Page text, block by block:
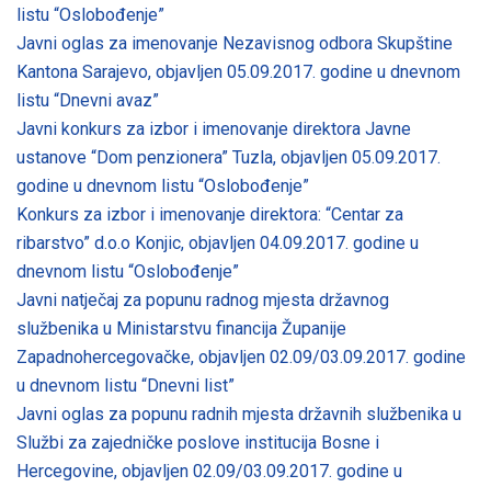
listu “Oslobođenje”
Javni oglas za imenovanje Nezavisnog odbora Skupštine
Kantona Sarajevo, objavljen 05.09.2017. godine u dnevnom
listu “Dnevni avaz”
Javni konkurs za izbor i imenovanje direktora Javne
ustanove “Dom penzionera” Tuzla, objavljen 05.09.2017.
godine u dnevnom listu “Oslobođenje”
Konkurs za izbor i imenovanje direktora: “Centar za
ribarstvo” d.o.o Konjic, objavljen 04.09.2017. godine u
dnevnom listu “Oslobođenje”
Javni natječaj za popunu radnog mjesta državnog
službenika u Ministarstvu financija Županije
Zapadnohercegovačke, objavljen 02.09/03.09.2017. godine
u dnevnom listu “Dnevni list”
Javni oglas za popunu radnih mjesta državnih službenika u
Službi za zajedničke poslove institucija Bosne i
Hercegovine, objavljen 02.09/03.09.2017. godine u